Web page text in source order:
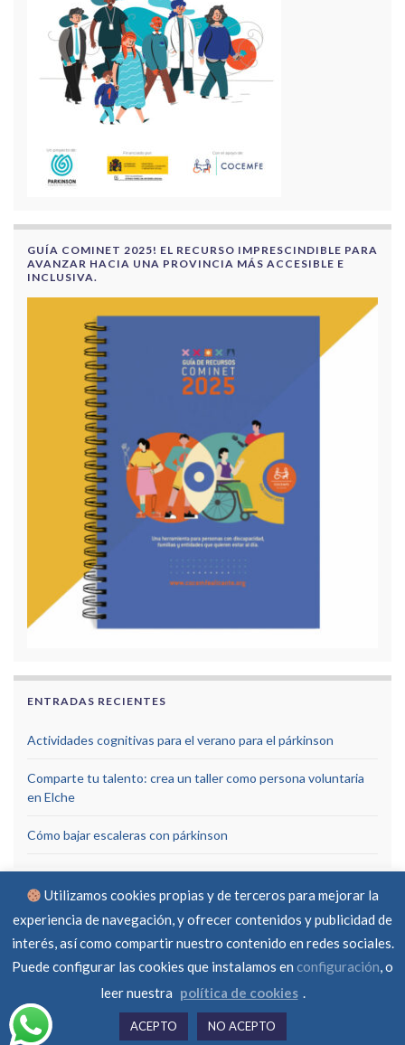
GUÍA COMINET 2025! EL RECURSO IMPRESCINDIBLE PARA
AVANZAR HACIA UNA PROVINCIA MÁS ACCESIBLE E
INCLUSIVA.
ENTRADAS RECIENTES
Actividades cognitivas para el verano para el párkinson
Comparte tu talento: crea un taller como persona voluntaria
en Elche
Cómo bajar escaleras con párkinson
Aviso Legal Política de privacidad
Política de cookies
© Asociación Parkinson Elche 2026 - Created byferraba
Hecho con
Graphene Themes
Utilizamos cookies propias y de terceros para mejorar la
experiencia de navegación, y ofrecer contenidos y publicidad de
interés, así como compartir nuestro contenido en redes sociales.
Puede configurar las cookies que instalamos en configuración, o
leer nuestra política de cookies .
ACEPTO NO ACEPTO